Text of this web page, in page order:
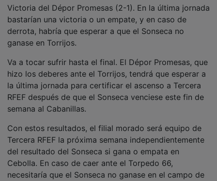
Victoria del Dépor Promesas (2-1). En la última jornada
bastarían una victoria o un empate, y en caso de
derrota, habría que esperar a que el Sonseca no
ganase en Torrijos.
Va a tocar sufrir hasta el final. El Dépor Promesas, que
hizo los deberes ante el Torrijos, tendrá que esperar a
la última jornada para certificar el ascenso a Tercera
RFEF después de que el Sonseca venciese este fin de
semana al Cabanillas.
Con estos resultados, el filial morado será equipo de
Tercera RFEF la próxima semana independientemente
del resultado del Sonseca si gana o empata en
Cebolla. En caso de caer ante el Torpedo 66,
necesitaría que el Sonseca no ganase en el campo de